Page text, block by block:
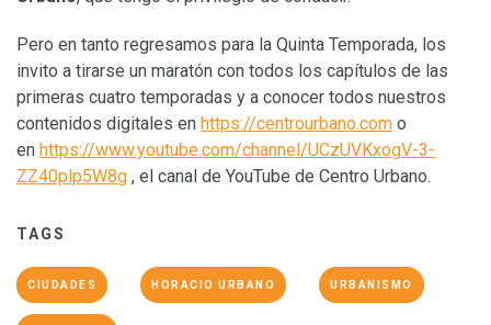
Pero en tanto regresamos para la Quinta Temporada, los
invito a tirarse un maratón con todos los capítulos de las
primeras cuatro temporadas y a conocer todos nuestros
contenidos digitales en https://centrourbano.com o
en https://www.youtube.com/channel/UCzUVKxogV-3-
ZZ40plp5W8g , el canal de YouTube de Centro Urbano.
TAGS
CIUDADES HORACIO URBANO URBANISMO